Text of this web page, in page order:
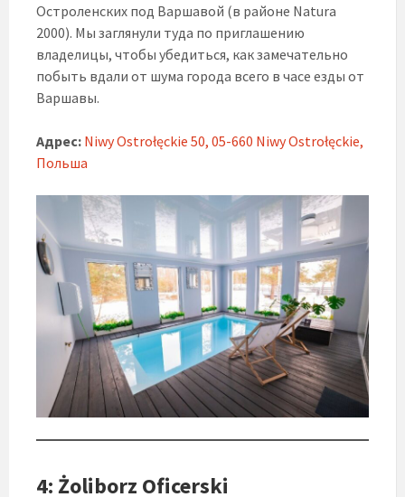
Остроленских под Варшавой (в районе Natura
2000). Мы заглянули туда по приглашению
владелицы, чтобы убедиться, как замечательно
побыть вдали от шума города всего в часе езды от
Варшавы.
Адрес: Niwy Ostrołęckie 50, 05-660 Niwy Ostrołęckie,
Польша
4: Żoliborz Oficerski